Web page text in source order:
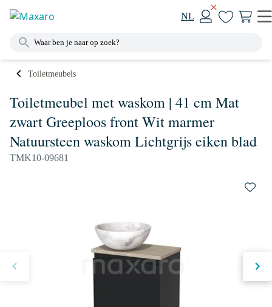
NL
Toiletmeubels
Toiletmeubel met waskom | 41 cm Mat
zwart Greeploos front Wit marmer
Natuursteen waskom Lichtgrijs eiken blad
TMK10-09681